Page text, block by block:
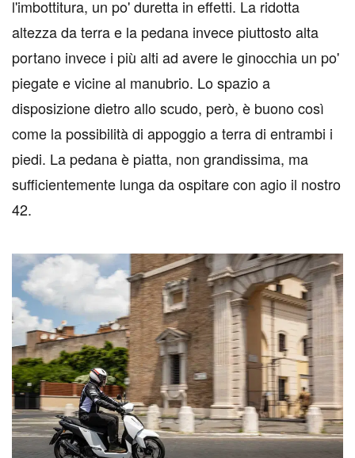
l'imbottitura, un po' duretta in effetti. La ridotta
altezza da terra e la pedana invece piuttosto alta
portano invece i più alti ad avere le ginocchia un po'
piegate e vicine al manubrio. Lo spazio a
disposizione dietro allo scudo, però, è buono così
come la possibilità di appoggio a terra di entrambi i
piedi. La pedana è piatta, non grandissima, ma
sufficientemente lunga da ospitare con agio il nostro
42.